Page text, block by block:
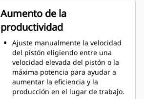
sonido, incluida de serie, le
permite utilizar un Martillo
Performance en lugares de trabajo
situados en zonas sensibles al
ruido, como barrios residenciales
o cerca de hospitales, donde se
regula el nivel de ruido.
Aumento de la
productividad
Ajuste manualmente la velocidad
del pistón eligiendo entre una
velocidad elevada del pistón o la
máxima potencia para ayudar a
aumentar la eficiencia y la
producción en el lugar de trabajo.